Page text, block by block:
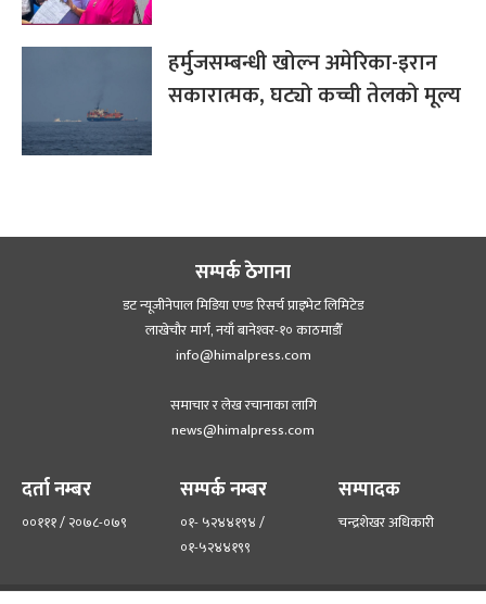
हर्मुजसम्बन्धी खोल्न अमेरिका-इरान
सकारात्मक, घट्यो कच्ची तेलको मूल्य
सम्पर्क ठेगाना
डट न्यूजीनेपाल मिडिया एण्ड रिसर्च प्राइभेट लिमिटेड
लाखेचौर मार्ग, नयाँ बानेश्‍वर-१० काठमाडौँ
info@himalpress.com
समाचार र लेख रचानाका लागि
news@himalpress.com
दर्ता नम्बर
००१११ / २०७८-०७९
सम्पर्क नम्बर
०१- ५२४४१९४ /
०१-५२४४१९९
सम्पादक
चन्द्रशेखर अधिकारी